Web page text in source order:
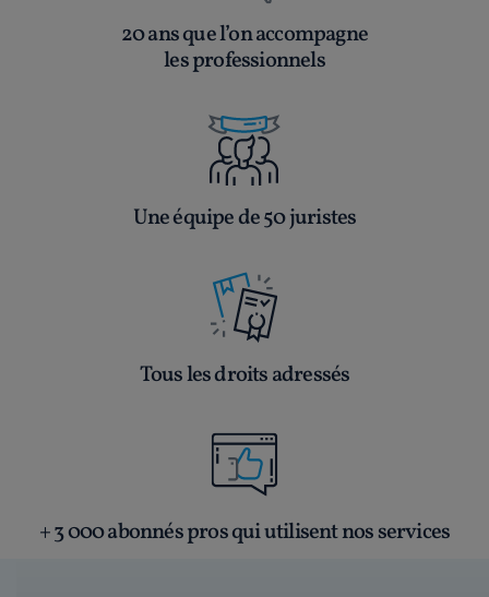
20 ans que l’on accompagne
les professionnels
Une équipe de 50 juristes
Tous les droits adressés
+ 3 000 abonnés pros qui utilisent nos services